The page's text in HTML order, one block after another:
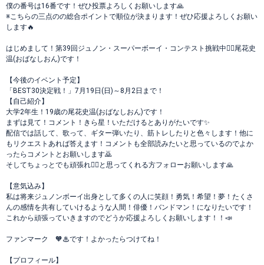
僕の番号は16番です！ぜひ投票よろしくお願いします🙏
※こちらの三点のの総合ポイントで順位が決まります！ぜひ応援よろしくお願い
します🔥
はじめまして！第39回ジュノン・スーパーボーイ・コンテスト挑戦中❤️‍🔥尾花史
温(おばなしおん)です！
【今後のイベント予定】
「BEST30決定戦！」7月19日(日)～8月2日まで！
【自己紹介】
大学2年生！19歳の尾花史温(おばなしおん)です！
まずは見て！コメント！きら星！いただけるとありがたいです✨
配信では話して、歌って、ギター弾いたり、筋トレしたりと色々します！他に
もリクエストあれば答えます！コメントも全部読みたいと思っているのでよか
ったらコメントとお願いします🙇
そしてちょっとでも頑張れ❤️‍🔥と思ってくれる方フォローお願いします🙏
【意気込み】
私は将来ジュノンボーイ出身として多くの人に笑顔！勇気！希望！夢！たくさ
んの感情を共有していけるような人間！俳優！バンドマン！になりたいです！
これから頑張っていきますのでどうか応援よろしくお願いします！！📣
ファンマーク 🧡♨です！よかったらつけてね！
【プロフィール】